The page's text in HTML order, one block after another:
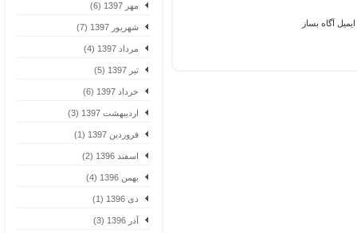
مهر 1397 (6)
شهریور 1397 (7)
مرداد 1397 (4)
تیر 1397 (5)
خرداد 1397 (6)
اردیبهشت 1397 (3)
فروردین 1397 (1)
اسفند 1396 (2)
بهمن 1396 (4)
دی 1396 (1)
آذر 1396 (3)
آگاه بساز